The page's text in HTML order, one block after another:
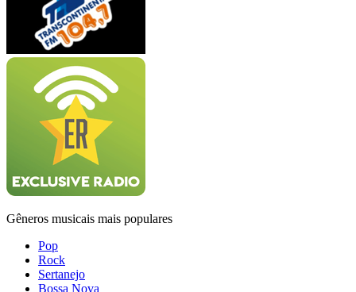
Gêneros musicais mais populares
Pop
Rock
Sertanejo
Bossa Nova